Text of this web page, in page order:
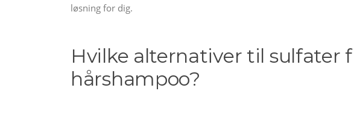
løsning for dig.
Hvilke alternativer til sulfater
hårshampoo?